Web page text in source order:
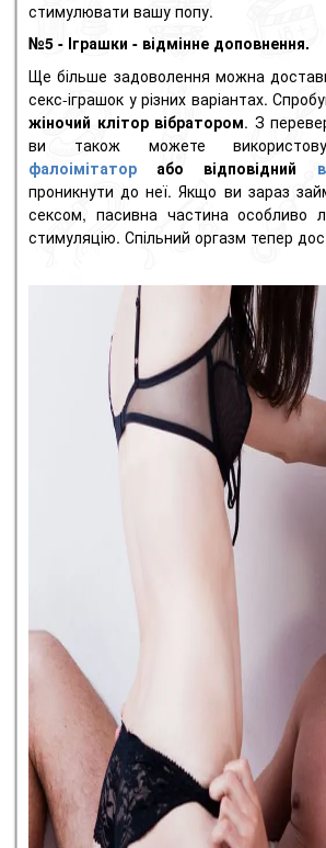
стимулювати вашу попу.
№5 - Іграшки - відмінне доповнення.
Ще більше задоволення можна
секс-іграшок у різних варіантах.
жіночий клітор вібратором. З
ви також можете
фалоімітатор або відповідний
проникнути до неї. Якщо ви зараз
сексом, пасивна частина особливо
стимуляцію. Спільний оргазм тепер